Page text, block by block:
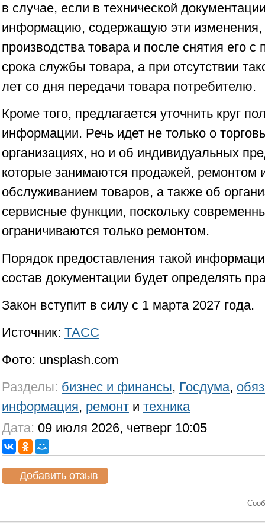
в случае, если в технической
информацию, содержащую эти изменения,
производства товара и после снятия его с
срока службы товара, а при отсутствии
лет со дня передачи товара потребителю.
Кроме того, предлагается уточнить круг
информации. Речь идет не только о
организациях, но и об индивидуальных
которые занимаются продажей, ремонтом
обслуживанием товаров, а также об
сервисные функции, поскольку
ограничиваются только ремонтом.
Порядок предоставления такой
состав документации будет определять
Закон вступит в силу с 1 марта 2027 года.
Источник: ТАСС
Фото: unsplash.com
Разделы: бизнес и финансы, Госдума,
информация, ремонт и техника
Дата: 09 июля 2026, четверг 10:05
Добавить отзыв